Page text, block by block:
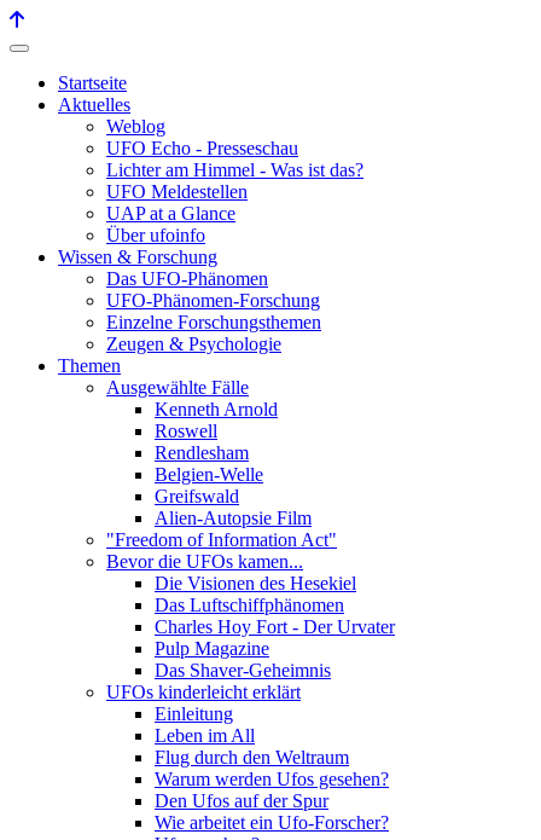
Startseite
Aktuelles
Weblog
UFO Echo - Presseschau
Lichter am Himmel - Was ist das?
UFO Meldestellen
UAP at a Glance
Über ufoinfo
Wissen & Forschung
Das UFO-Phänomen
UFO-Phänomen-Forschung
Einzelne Forschungsthemen
Zeugen & Psychologie
Themen
Ausgewählte Fälle
Kenneth Arnold
Roswell
Rendlesham
Belgien-Welle
Greifswald
Alien-Autopsie Film
"Freedom of Information Act"
Bevor die UFOs kamen...
Die Visionen des Hesekiel
Das Luftschiffphänomen
Charles Hoy Fort - Der Urvater
Pulp Magazine
Das Shaver-Geheimnis
UFOs kinderleicht erklärt
Einleitung
Leben im All
Flug durch den Weltraum
Warum werden Ufos gesehen?
Den Ufos auf der Spur
Wie arbeitet ein Ufo-Forscher?